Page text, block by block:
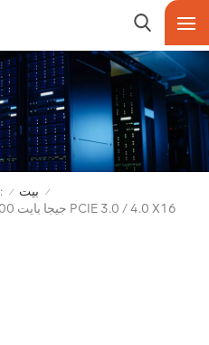
أنت في: / بيت /
بطاقة الشبكةCONNECTX-6 200 جيجا بايت PCIE 3.0 / 4.0 X16